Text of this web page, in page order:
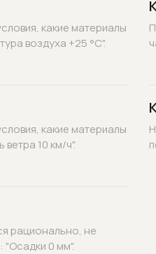
какие материалы
воздуха +25 °C".
какие материалы
10 км/ч".
рационально, не
"Осадки 0 мм".